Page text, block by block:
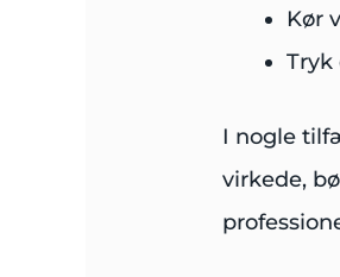
Kør
Tryk
I nogle
virkede,